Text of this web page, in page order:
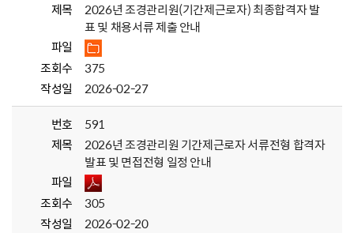
제목
2026년 조경관리원(기간제근로자) 최종합격자 발
표 및 채용서류 제출 안내
파일
조회수
375
작성일
2026-02-27
번호
591
제목
2026년 조경관리원 기간제근로자 서류전형 합격자
발표 및 면접전형 일정 안내
파일
조회수
305
작성일
2026-02-20